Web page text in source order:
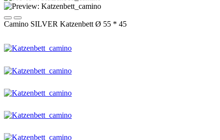
Camino SILVER Katzenbett Ø 55 * 45